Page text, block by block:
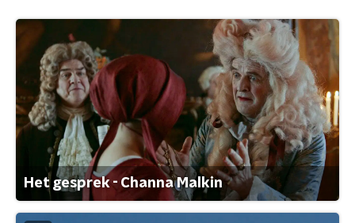
Het gesprek - Channa Malkin